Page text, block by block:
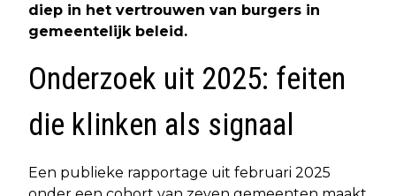
diep in het vertrouwen van burgers in
gemeentelijk beleid.
Onderzoek uit 2025: feiten
die klinken als signaal
Een publieke rapportage uit februari 2025